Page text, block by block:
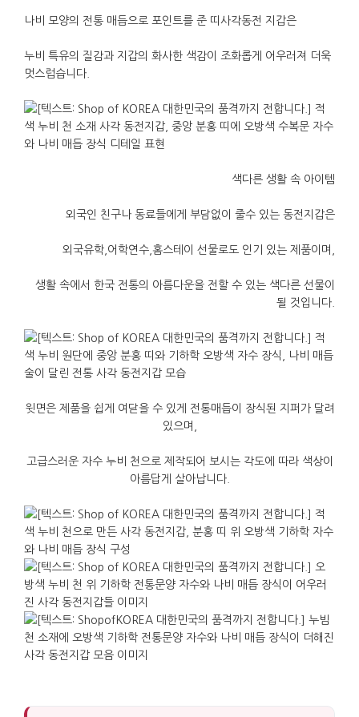
나비 모양의 전통 매듭으로 포인트를 준 띠사각동전 지갑은
누비 특유의 질감과 지갑의 화사한 색감이 조화롭게 어우러져
더욱
멋스럽습니다
색다른 생활 속 아이템
외국인 친구나 동료들에게 부담없이 줄수 있는 동전지갑은
외국유학 어학연수 홈스테이 선물로도 인기 있는 제품이며
생활 속에서 한국 전통의 아름다운을 전할 수 있는 색다른 선물이
될 것입니다
윗면은 제품을 쉽게 여닫을 수 있게 전통매듭이 장식된 지퍼가 달려
있으며
고급스러운 자수 누비 천으로 제작되어 보시는 각도에 따라 색상이
아름답게
살아납니다.